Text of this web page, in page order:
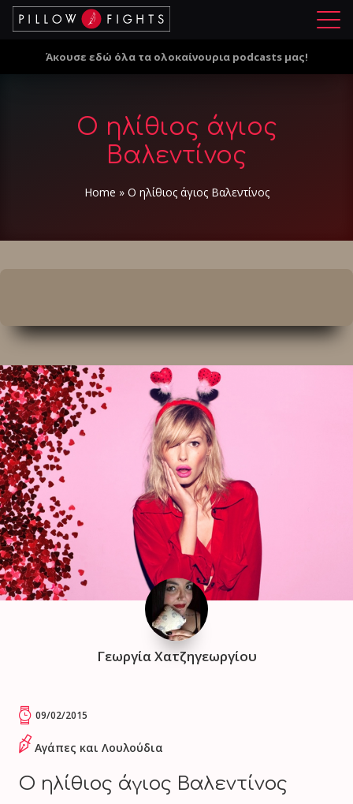
Μ
ο
Άκουσε εδώ όλα τα ολοκαίνουρια podcasts μας!
Ο ηλίθιος άγιος
Βαλεντίνος
Home » Ο ηλίθιος άγιος Βαλεντίνος
Γεωργία Χατζηγεωργίου
09/02/2015
Αγάπες και Λουλούδια
Ο ηλίθιος άγιος Βαλεντίνος